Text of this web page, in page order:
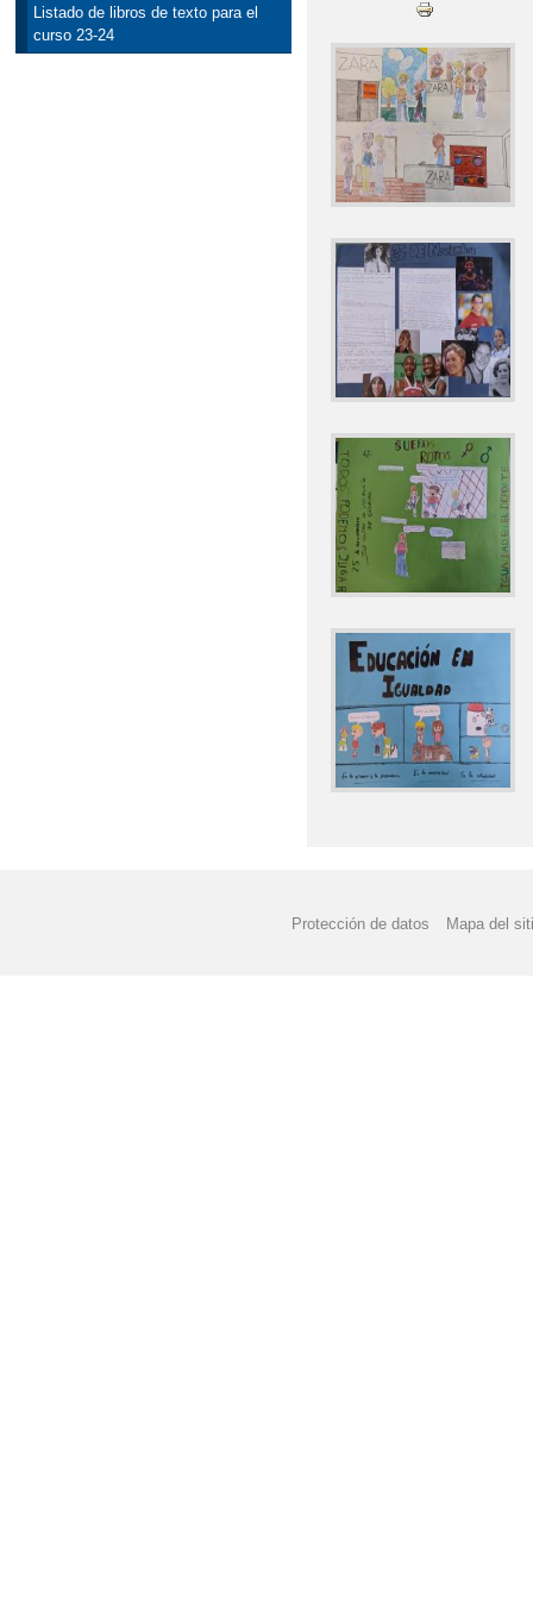
Listado de libros de texto para el
curso 23-24
Protección de datos Mapa del